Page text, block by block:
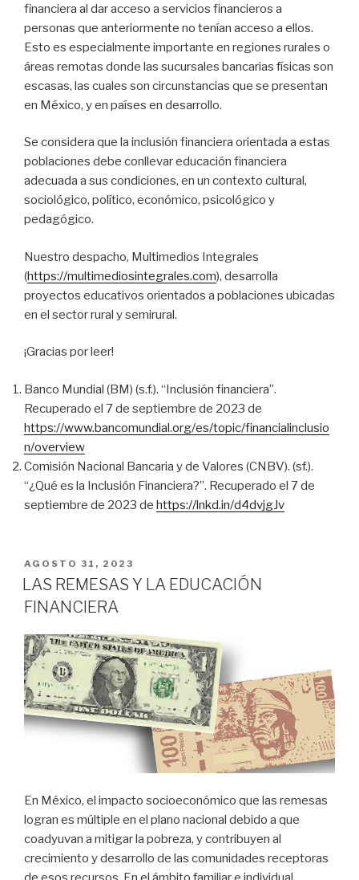
financiera al dar acceso a servicios financieros a
personas que anteriormente no tenían acceso a ellos.
Esto es especialmente importante en regiones rurales o
áreas remotas donde las sucursales bancarias físicas son
escasas, las cuales son circunstancias que se presentan
en México, y en países en desarrollo.
Se considera que la inclusión financiera orientada a estas
poblaciones debe conllevar educación financiera
adecuada a sus condiciones, en un contexto cultural,
sociológico, político, económico, psicológico y
pedagógico.
Nuestro despacho, Multimedios Integrales
(https://multimediosintegrales.com), desarrolla
proyectos educativos orientados a poblaciones ubicadas
en el sector rural y semirural.
¡Gracias por leer!
Banco Mundial (BM) (s.f.). “Inclusión financiera”.
Recuperado el 7 de septiembre de 2023 de
https://www.bancomundial.org/es/topic/financialinclusio
n/overview
Comisión Nacional Bancaria y de Valores (CNBV). (sf.).
“¿Qué es la Inclusión Financiera?”. Recuperado el 7 de
septiembre de 2023 de https://lnkd.in/d4dvjgJv
PUBLICADO
EN
AGOSTO 31, 2023
LAS REMESAS Y LA EDUCACIÓN
FINANCIERA
En México, el impacto socioeconómico que las remesas
logran es múltiple en el plano nacional debido a que
coadyuvan a mitigar la pobreza, y contribuyen al
crecimiento y desarrollo de las comunidades receptoras